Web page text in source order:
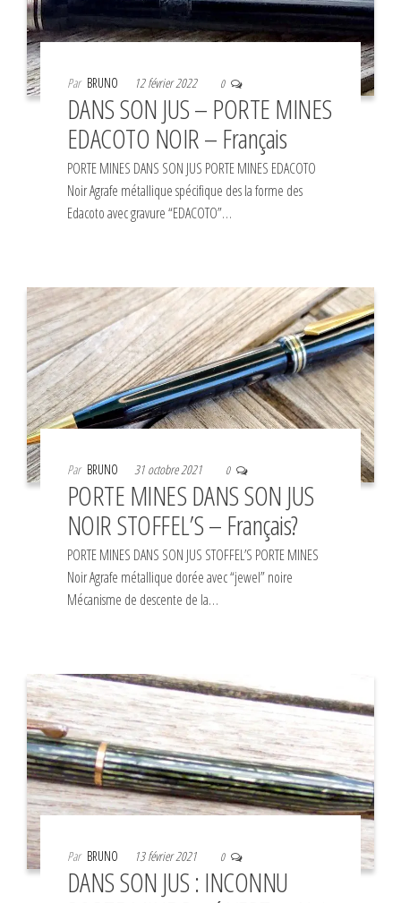
Par BRUNO 12 février 2022 0
DANS SON JUS – PORTE MINES
EDACOTO NOIR – Français
PORTE MINES DANS SON JUS PORTE MINES EDACOTO
Noir Agrafe métallique spécifique des la forme des
Edacoto avec gravure “EDACOTO”…
Par BRUNO 31 octobre 2021 0
PORTE MINES DANS SON JUS
NOIR STOFFEL’S – Français?
PORTE MINES DANS SON JUS STOFFEL’S PORTE MINES
Noir Agrafe métallique dorée avec “jewel” noire
Mécanisme de descente de la…
Par BRUNO 13 février 2021 0
DANS SON JUS : INCONNU